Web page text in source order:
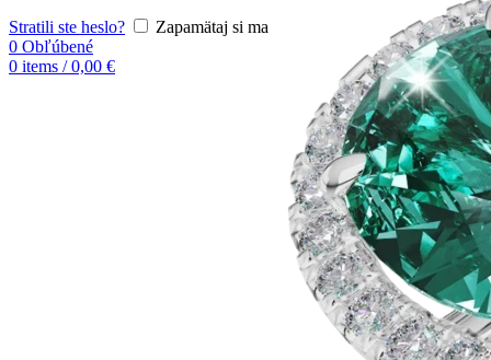
Stratili ste heslo?
Zapamätaj si ma
0 Obľúbené
0 items / 0,00 €